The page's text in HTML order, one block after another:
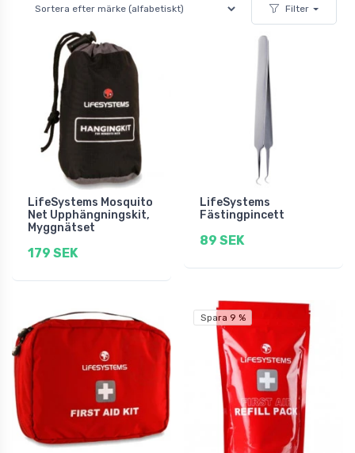
Filter
LifeSystems Mosquito
Net Upphängningskit,
Myggnätset
179 SEK
LifeSystems
Fästingpincett
89 SEK
Spara 9 %